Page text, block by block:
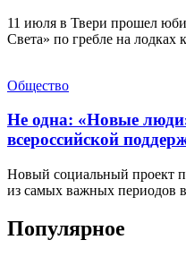
11 июля в Твери прошел
Света» по гребле на лодках
Общество
Не одна: «Новые
всероссийской
Новый социальный проект
из самых важных периодов
Популярное